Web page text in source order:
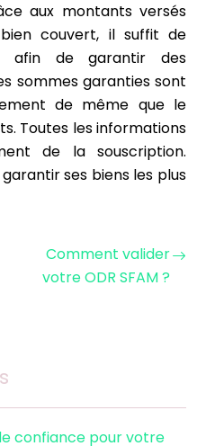
aux montants versés
couvert, il suffit de
afin de garantir des
sommes garanties sont
de même que le
Toutes les informations
de la souscription.
ses biens les plus
Comment valider
votre ODR SFAM ?
confiance pour votre